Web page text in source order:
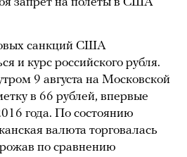
санкций США
и курс российского рубля.
9 августа на Московской
в 66 рублей, впервые
года. По состоянию
валюта торговалась
по сравнению